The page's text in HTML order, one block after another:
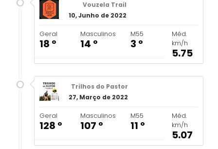
Vouzela Trail
10, Junho de 2022
Geral
18 º
Masculinos
14 º
M55
3 º
Méd.
km/h
5.75
Trilhos do Pastor
27, Março de 2022
Geral
128 º
Masculinos
107 º
M55
11 º
Méd.
km/h
5.07